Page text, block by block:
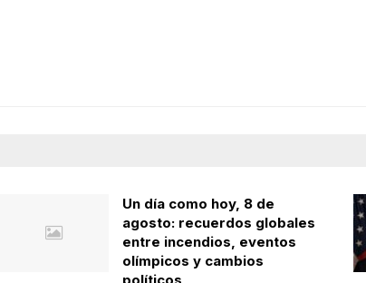
Un día como hoy, 8 de
agosto: recuerdos globales
entre incendios, eventos
olímpicos y cambios